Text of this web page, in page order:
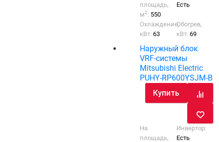
площадь,
м2: 550
Есть
Охлаждение,
кВт:63
Обогрев,
кВт:69
Наружный блок
VRF-системы
Mitsubishi Electric
PUHY-RP600YSJM-B
Купить
На
площадь,
Инвертор:
Есть